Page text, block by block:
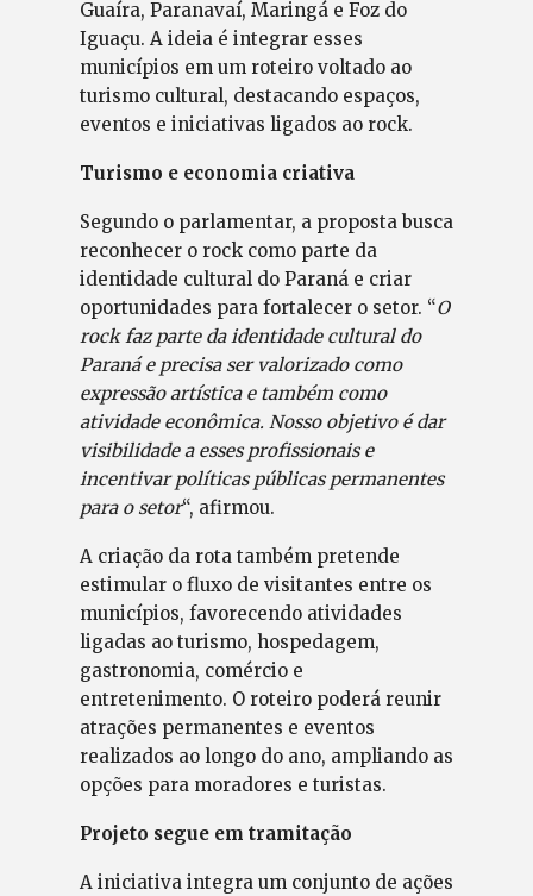
Guaíra, Paranavaí, Maringá e Foz do
Iguaçu. A ideia é integrar esses
municípios em um roteiro voltado ao
turismo cultural, destacando espaços,
eventos e iniciativas ligados ao rock.
Turismo e economia criativa
Segundo o parlamentar, a proposta busca
reconhecer o rock como parte da
identidade cultural do Paraná e criar
oportunidades para fortalecer o setor. “O
rock faz parte da identidade cultural do
Paraná e precisa ser valorizado como
expressão artística e também como
atividade econômica. Nosso objetivo é dar
visibilidade a esses profissionais e
incentivar políticas públicas permanentes
para o setor“, afirmou.
A criação da rota também pretende
estimular o fluxo de visitantes entre os
municípios, favorecendo atividades
ligadas ao turismo, hospedagem,
gastronomia, comércio e
entretenimento. O roteiro poderá reunir
atrações permanentes e eventos
realizados ao longo do ano, ampliando as
opções para moradores e turistas.
Projeto segue em tramitação
A iniciativa integra um conjunto de ações